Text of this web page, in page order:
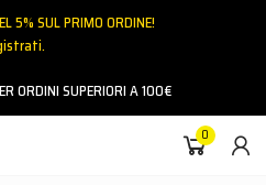
5% SUL PRIMO ORDINE!
ORDINI SUPERIORI A 100€
0